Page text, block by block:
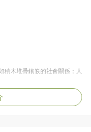
積木堆疊鑲嵌的社會關係；人
皆是寓言。